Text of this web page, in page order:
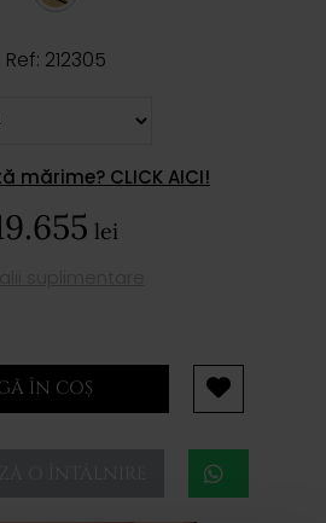
Ref: 212305
mărime? CLICK AICI!
lei
ÎN COȘ